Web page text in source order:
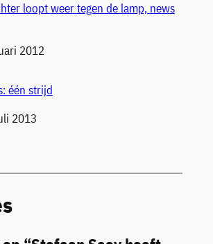
loopt weer tegen de lamp, news
2012
één strijd
2013